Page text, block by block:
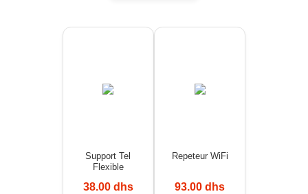
Support Tel
Flexible
38.00 dhs
Repeteur WiFi
93.00 dhs